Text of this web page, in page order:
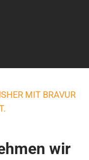
MIT BRAVUR
wir